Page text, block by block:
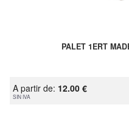
PALET 1ERT
A partir de: 12.00 €
SIN IVA